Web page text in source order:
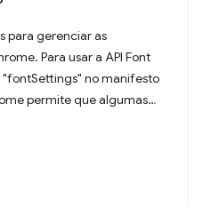
para gerenciar as
Para usar a API Font
"fontSettings" no manifesto
permite que algumas